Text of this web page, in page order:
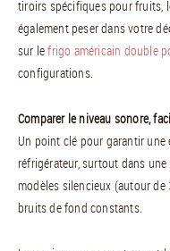
tiroirs spécifiques pour fruits,
également peser dans votre
sur lefrigo américain double
configurations.
Comparer le niveau sonore,
Un point clé pour garantir une
réfrigérateur, surtout dans
modèles silencieux (autour
bruits de fond constants.